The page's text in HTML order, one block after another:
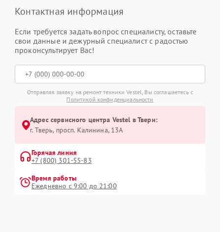
Контактная информация
Если требуется задать вопрос специалисту, оставьте
свои данные и дежурный специалист с радостью
проконсультирует Вас!
Отправляя заявку на ремонт техники Vestel, Вы соглашаетесь с
Политикой конфиденциальности
Адрес сервисного центра Vestel в Твери:
г. Тверь, просп. Калинина, 13А
Горячая линия
+7 (800) 301-55-83
Время работы
Ежедневно с 9:00 до 21:00